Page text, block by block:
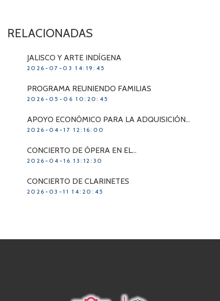
RELACIONADAS
JALISCO Y ARTE INDÍGENA
2026-07-03 14:19:45
PROGRAMA REUNIENDO FAMILIAS
2026-05-06 10:20:45
APOYO ECONÓMICO PARA LA ADQUISICIÓN…
2026-04-17 12:16:00
CONCIERTO DE ÓPERA EN EL…
2026-04-16 13:12:30
CONCIERTO DE CLARINETES
2026-03-11 14:20:45